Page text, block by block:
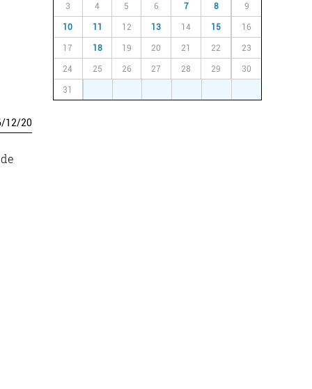
/12/20
3 4 5 6 7 8 9
10 11 12 13 14 15 16
17 18 19 20 21 22 23
24 25 26 27 28 29 30
31